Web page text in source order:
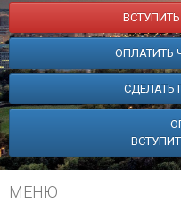
ОПЛАТИТЬ
СДЕЛАТЬ
МЕНЮ